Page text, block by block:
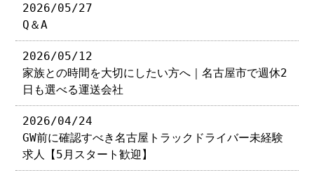
2026/05/27
Q＆A
2026/05/12
家族との時間を大切にしたい方へ｜名古屋市で週休2
日も選べる運送会社
2026/04/24
GW前に確認すべき名古屋トラックドライバー未経験
求人【5月スタート歓迎】